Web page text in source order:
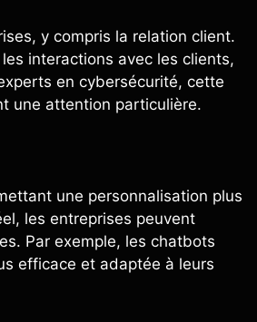
y compris la relation client.
interactions avec les clients,
en cybersécurité, cette
une attention particulière.
une personnalisation plus
les entreprises peuvent
Par exemple, les chatbots
efficace et adaptée à leurs